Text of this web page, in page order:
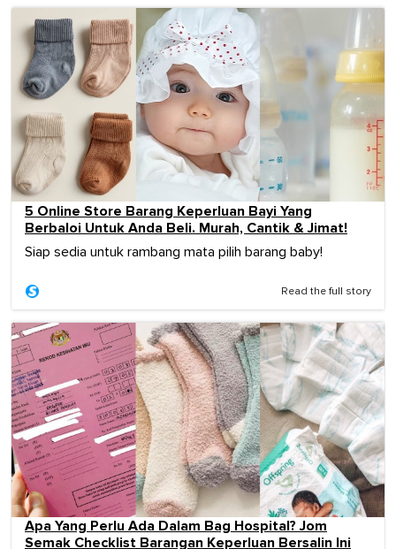
5 Online Store Barang Keperluan Bayi Yang
Berbaloi Untuk Anda Beli. Murah, Cantik & Jimat!
Siap sedia untuk rambang mata pilih barang baby!
Read the full story
Apa Yang Perlu Ada Dalam Bag Hospital? Jom
Semak Checklist Barangan Keperluan Bersalin Ini